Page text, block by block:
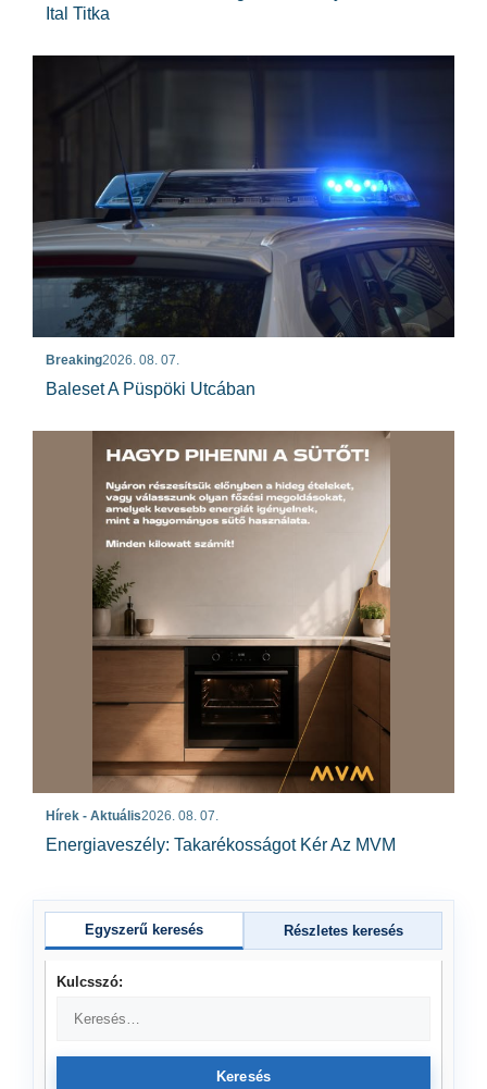
Ital Titka
Breaking2026. 08. 07.
Baleset A Püspöki Utcában
Hírek - Aktuális2026. 08. 07.
Energiaveszély: Takarékosságot Kér Az MVM
Egyszerű keresés Részletes keresés
Kulcsszó:
Keresés